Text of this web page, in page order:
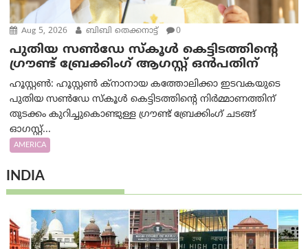
Aug 5, 2026 ബിബി തെക്കനാട്ട് 0
പുതിയ സൺഡേ സ്കൂൾ കെട്ടിടത്തിന്റെ
ഗ്രൗണ്ട് ബ്രേക്കിംഗ് ആഗസ്റ്റ് ഒൻപതിന്
ഹൂസ്റ്റൺ: ഹൂസ്റ്റൺ ക്നാനായ കത്തോലിക്കാ ഇടവകയുടെ
പുതിയ സൺഡേ സ്കൂൾ കെട്ടിടത്തിന്റെ നിർമ്മാണത്തിന്
തുടക്കം കുറിച്ചുകൊണ്ടുള്ള ഗ്രൗണ്ട് ബ്രേക്കിംഗ് ചടങ്ങ്
ഓഗസ്റ്റ്...
AMERICA
INDIA